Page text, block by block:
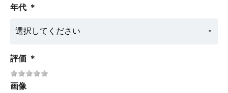
年代 ＊
評価 ＊
画像